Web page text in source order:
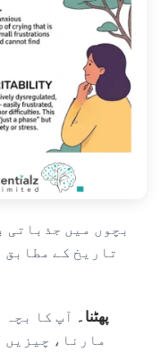
بچوں میں جذباتی
تاریخ کے
پھٹنا۔ آپ کا بچہ
مارنا، چیزیں